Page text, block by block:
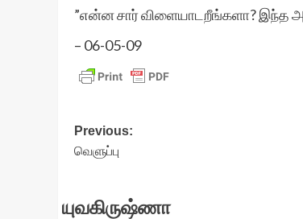
”என்ன சார் விளையாடறீங்களா? இந்த
– 06-05-09
Post
navigation
Previous:
வெளுப்பு
யுவகிருஷ்ணா